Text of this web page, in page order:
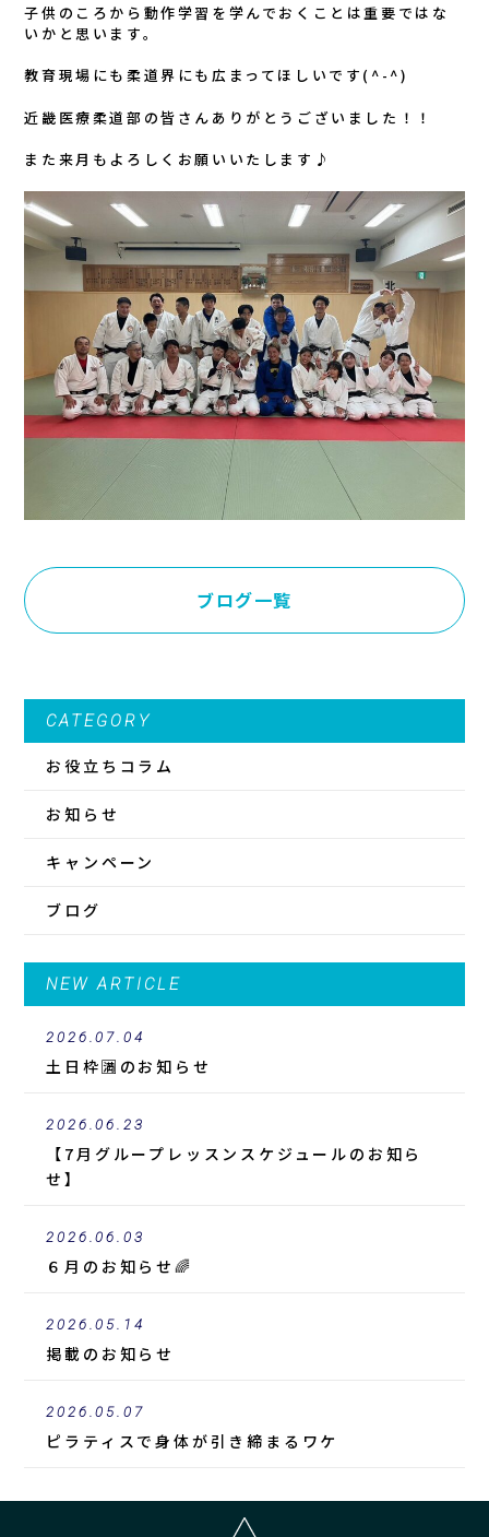
子供のころから動作学習を学んでおくことは重要ではな
いかと思います。
教育現場にも柔道界にも広まってほしいです(^-^)
近畿医療柔道部の皆さんありがとうございました！！
また来月もよろしくお願いいたします♪
ブログ一覧
CATEGORY
お役立ちコラム
お知らせ
キャンペーン
ブログ
NEW ARTICLE
2026.07.04
土日枠🈵のお知らせ
2026.06.23
【7月グループレッスンスケジュールのお知ら
せ】
2026.06.03
６月のお知らせ🌈
2026.05.14
掲載 のお知らせ
2026.05.07
ピラティスで身体が引き締まるワケ